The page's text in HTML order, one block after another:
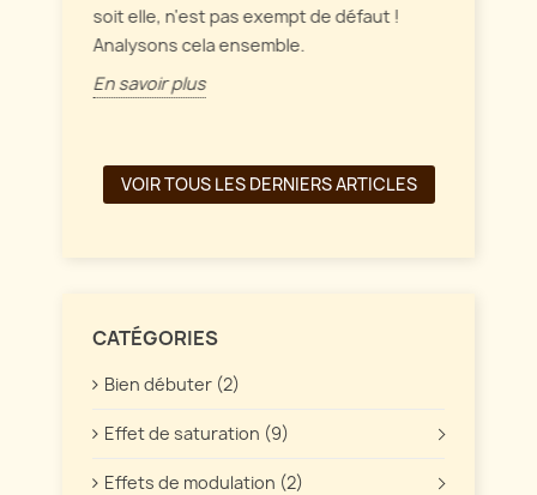
soit elle, n'est pas exempt de défaut !
Analysons cela ensemble.
En savoir plus
VOIR TOUS LES DERNIERS ARTICLES
CATÉGORIES
Bien débuter (2)
Effet de saturation (9)
Effets de modulation (2)